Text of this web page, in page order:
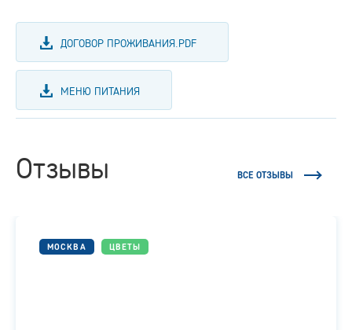
ДОГОВОР ПРОЖИВАНИЯ.PDF
МЕНЮ ПИТАНИЯ
Отзывы ВСЕ ОТЗЫВЫ
МОСКВА ЦВЕТЫ